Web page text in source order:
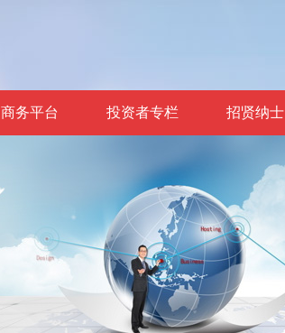
商务平台 投资者专栏 招贤纳士